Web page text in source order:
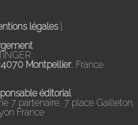
légales|
Montpellier, France
éditorial
7 partenaire, 7 place Gailleton,
France